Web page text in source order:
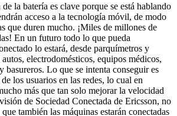
la batería es clave porque se está hablando
acceso a la tecnología móvil, de modo
que duren mucho. ¡Miles de millones de
En un futuro todo lo que pueda
lo estará, desde parquímetros y
autos, electrodomésticos, equipos médicos,
basureros. Lo que se intenta conseguir es
los usuarios en las redes, lo cual en
más que tan solo mejorar la velocidad
de Sociedad Conectada de Ericsson, no
también las máquinas estarán conectadas